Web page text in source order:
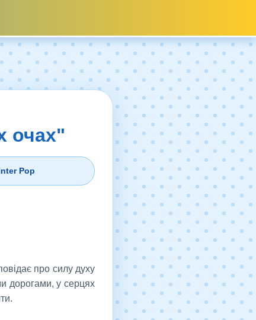
очах"
Pop
про силу духу
дорогами, у серцях